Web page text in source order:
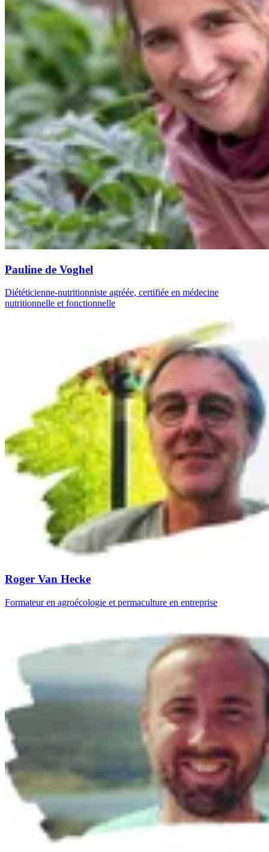
Pauline de Voghel
Diététicienne-nutritionniste agréée, certifiée en médecine
nutritionnelle et fonctionnelle
Roger Van Hecke
Formateur en agroécologie et permaculture en entreprise